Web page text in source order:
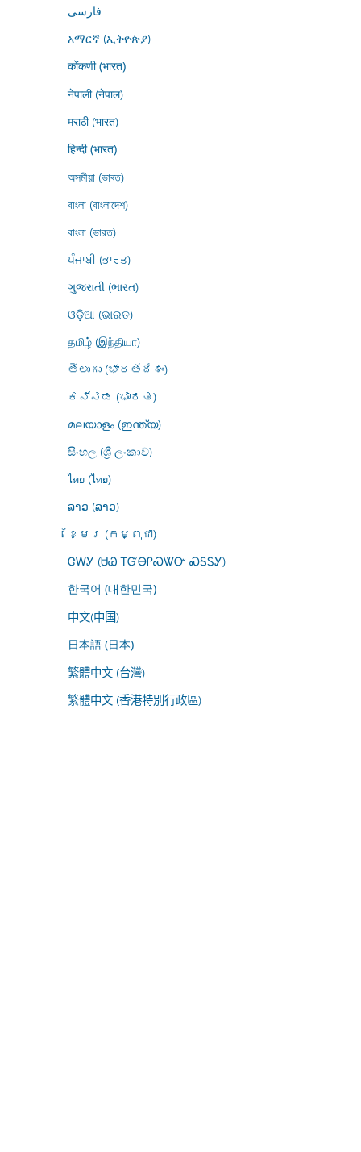
فارسى
አማርኛ (ኢትዮጵያ)
कोंकणी (भारत)
नेपाली (नेपाल)
मराठी (भारत)
हिन्दी (भारत)
অসমীয়া (ভাৰত)
বাংলা (বাংলাদেশ)
বাংলা (ভারত)
ਪੰਜਾਬੀ (ਭਾਰਤ)
ગુજરાતી (ભારત)
ଓଡ଼ିଆ (ଭାରତ)
தமிழ் (இந்தியா)
తెలుగు (భారతదేశం)
ಕನ್ನಡ (ಭಾರತ)
മലയാളം (ഇന്ത്യ)
සිංහල (ශ්‍රී ලංකාව)
ไทย (ไทย)
ລາວ (ລາວ)
ខ្មែរ (កម្ពុជា)
ᏣᎳᎩ (ᏌᏊ ᎢᏳᎾᎵᏍᏔᏅ ᏍᎦᏚᎩ)
한국어 (대한민국)
中文(中国)
日本語 (日本)
繁體中文 (台灣)
繁體中文 (香港特別行政區)